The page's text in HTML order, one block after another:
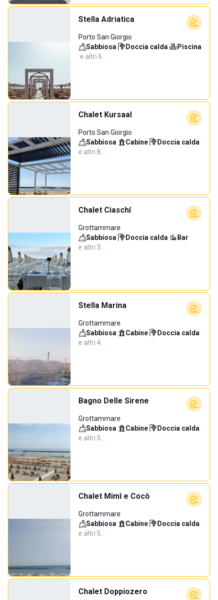
Stella Adriatica
Porto San Giorgio
Sabbiosa· Doccia calda·
Piscina
·e altri 6…
Chalet Kursaal
Porto San Giorgio
Sabbiosa· Cabine· Doccia calda·
e altri 8…
Chalet Ciaschí
Grottammare
Sabbiosa· Doccia calda· Bar·
e altri 3…
Stella Marina
Grottammare
Sabbiosa· Cabine· Doccia calda·
e altri 4…
Bagno Delle Sirene
Grottammare
Sabbiosa· Cabine· Doccia calda·
e altri 5…
Chalet Mimì e Cocò
Grottammare
Sabbiosa· Cabine· Doccia calda·
e altri 5…
Chalet Doppiozero